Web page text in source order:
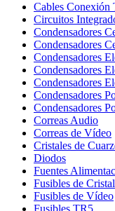
Cables Conexión
Circuitos
Condensadores
Condensadores
Condensadores
Condensadores
Condensadores
Condensadores
Condensadores
Correas Audio
Correas de Vídeo
Cristales de
Diodos
Fuentes
Fusibles de Cristal
Fusibles de Vídeo
Fusibles TR5